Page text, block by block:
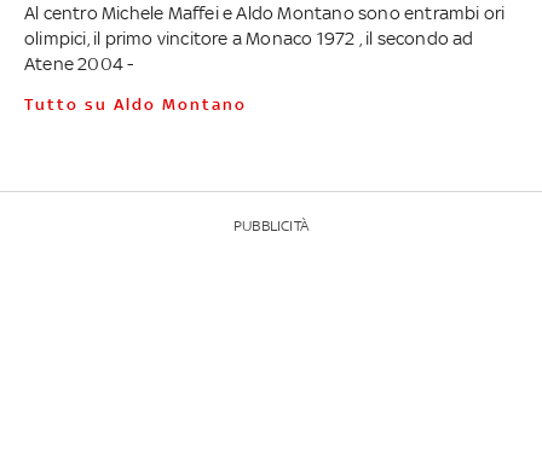
Al centro Michele Maffei e Aldo Montano sono entrambi ori
olimpici, il primo vincitore a Monaco 1972 , il secondo ad
Atene 2004 -
Tutto su Aldo Montano
PUBBLICITÀ